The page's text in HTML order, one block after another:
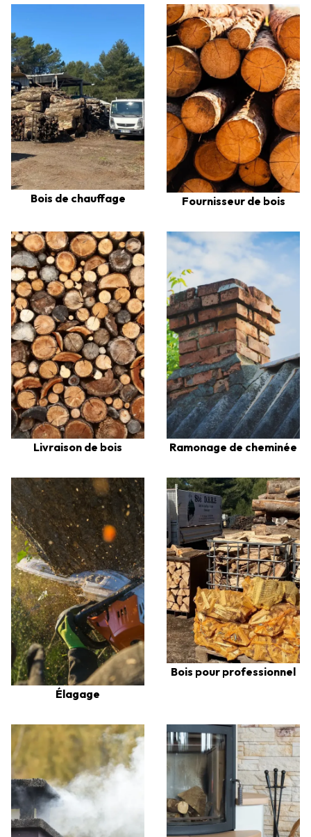
Bois de chauffage Fournisseur de bois
Livraison de bois Ramonage de cheminée
Élagage
Bois pour professionnel